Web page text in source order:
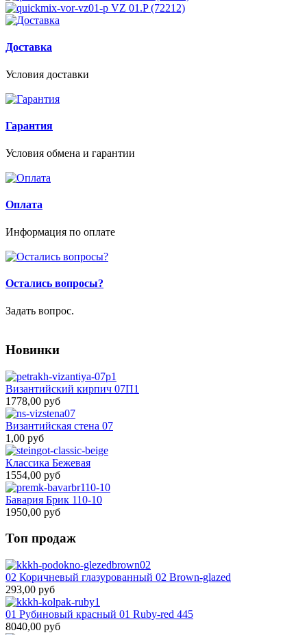
VZ 01.P (72212)
Доставка
Условия доставки
Гарантия
Условия обмена и гарантии
Оплата
Информация по оплате
Остались вопросы?
Задать вопрос.
Новинки
Византийский кирпич 07П1
1778,00 руб
Византийская стена 07
1,00 руб
Классика Бежевая
1554,00 руб
Бавария Брик 110-10
1950,00 руб
Топ продаж
02 Коричневый глазурованный 02 Brown-glazed
293,00 руб
01 Рубиновый красный 01 Ruby-red 445
8040,00 руб